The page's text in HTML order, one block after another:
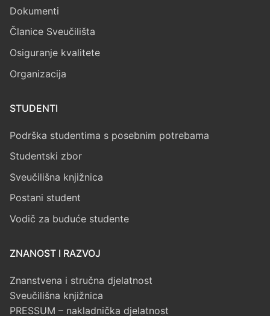
Dokumenti
Članice Sveučilišta
Osiguranje kvalitete
Organizacija
STUDENTI
Podrška studentima s posebnim potrebama
Studentski zbor
Sveučilišna knjižnica
Postani student
Vodič za buduće studente
ZNANOST I RAZVOJ
Znanstvena i stručna djelatnost
Sveučilišna knjižnica
PRESSUM – nakladnička djelatnost